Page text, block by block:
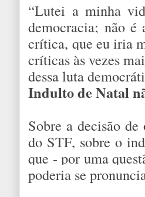
“Lutei a minha
democracia; não é
crítica, que eu iria
críticas às vezes
dessa luta
Indulto de Natal
Sobre a decisão
do STF, sobre o
que - por uma
poderia se